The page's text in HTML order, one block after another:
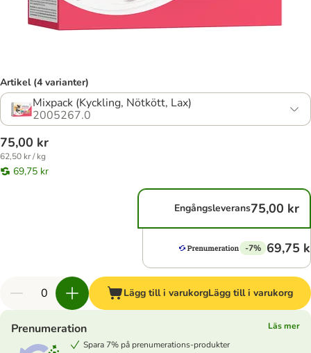
Artikel (4 varianter)
Mixpack (Kyckling, Nötkött, Lax)
2005267.0
75,00 kr
62,50 kr / kg
69,75 kr
Engångsleverans75,00 kr
-7% 69,75
Lägg till i varukorgLägg till i varukorg
Prenumeration
Läs mer
Spara 7% på prenumerations-produkter